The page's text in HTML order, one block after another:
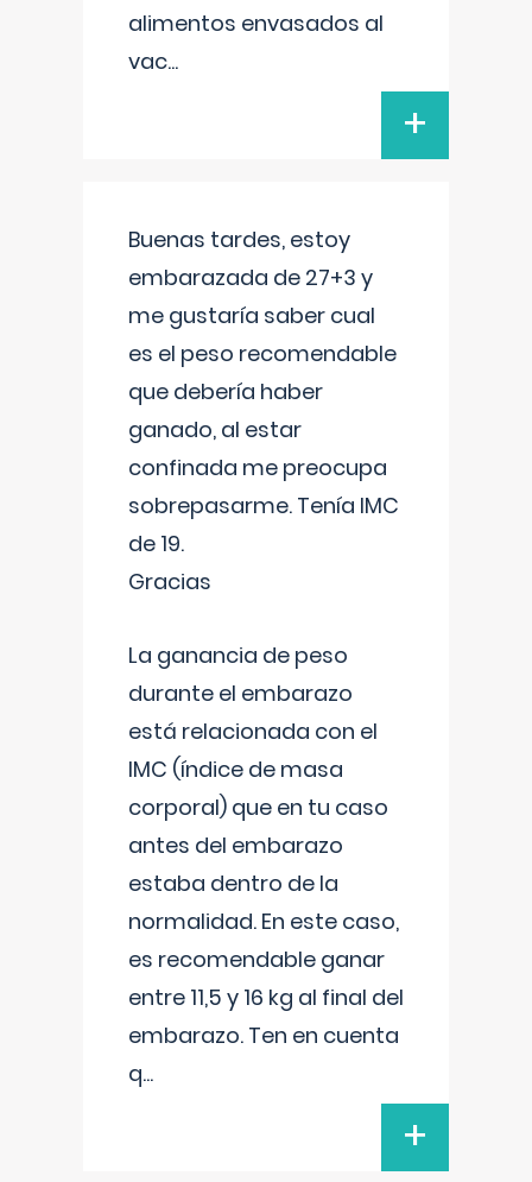
alimentos envasados al
vac...
+
Buenas tardes, estoy
embarazada de 27+3 y
me gustaría saber cual
es el peso recomendable
que debería haber
ganado, al estar
confinada me preocupa
sobrepasarme. Tenía IMC
de 19.
Gracias
La ganancia de peso
durante el embarazo
está relacionada con el
IMC (índice de masa
corporal) que en tu caso
antes del embarazo
estaba dentro de la
normalidad. En este caso,
es recomendable ganar
entre 11,5 y 16 kg al final del
embarazo. Ten en cuenta
q...
+